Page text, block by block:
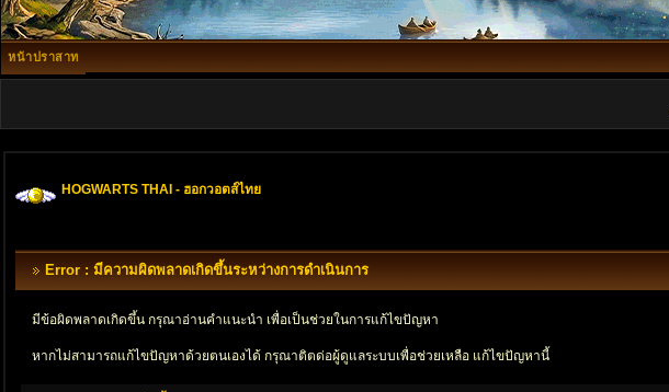
หน้าปราสาท
HOGWARTS THAI - ฮอกวอตส์ไทย
Error : มีความผิดพลาดเกิดขึ้นระหว่างการดำเนินการ
มีข้อผิดพลาดเกิดขึ้น กรุณาอ่านคำแนะนำ เพื่อเป็นช่วยในการแก้ไขปัญหา
หากไม่สามารถแก้ไขปัญหาด้วยตนเองได้ กรุณาติตด่อผู้ดูแลระบบเพื่อช่วยเหลือ แก้ไขปัญหานี้